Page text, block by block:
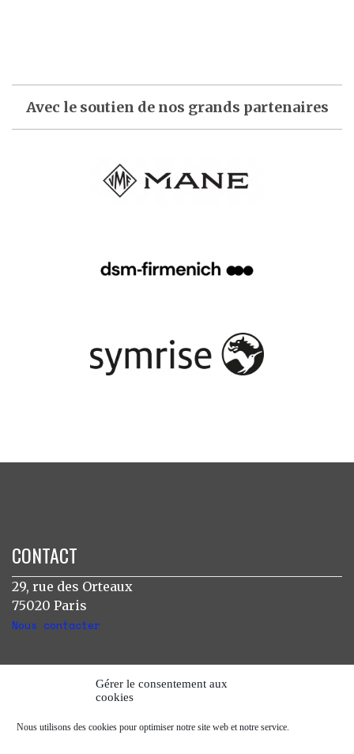
Gérer le consentement aux
cookies
Nous utilisons des cookies pour optimiser notre site web et notre service.
Avec le soutien de nos grands partenaires
CONTACT
29, rue des Orteaux
75020 Paris
Nous contacter
INSTAGRAM